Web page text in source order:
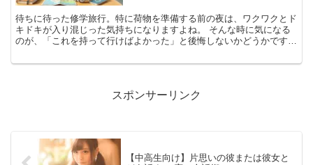
待ちに待った修学旅行。特に荷物を準備する前の夜は、ワクワクとド
キドキが入り混じった気持ちになりますよね。 そんな時に気になる
のが、「これを持って行けばよかった」と後悔しないかどうかです。
スポンサーリンク
【中高生向け】片思いの彼または彼女と